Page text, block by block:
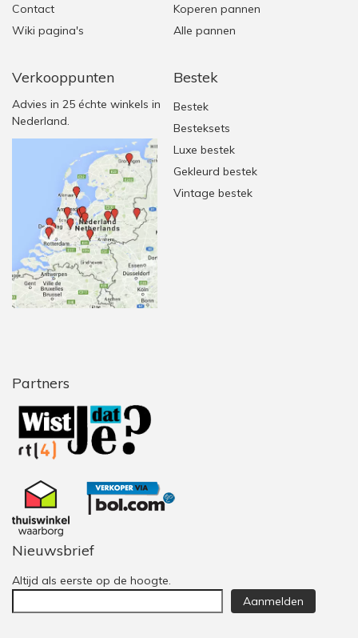
Contact
Wiki pagina's
Verkooppunten
Advies in 25 échte winkels in
Nederland.
Koperen pannen
Alle pannen
Bestek
Bestek
Besteksets
Luxe bestek
Gekleurd bestek
Vintage bestek
Partners
Nieuwsbrief
Altijd als eerste op de hoogte.
Aanmelden